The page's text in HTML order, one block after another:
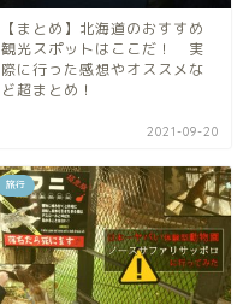
【まとめ】北海道のおすすめ
観光スポットはここだ！ 実
際に行った感想やオススメな
ど超まとめ！
2021-09-20
旅行